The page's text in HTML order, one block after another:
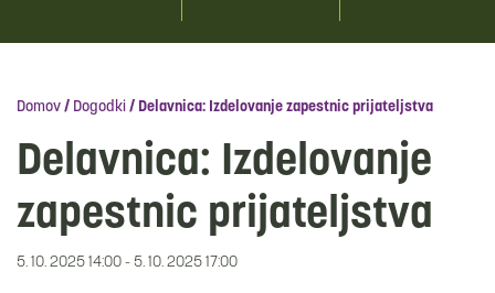
Domov / Dogodki / Delavnica: Izdelovanje zapestnic prijateljstva
Delavnica: Izdelovanje
zapestnic prijateljstva
5. 10. 2025 14:00 - 5. 10. 2025 17:00